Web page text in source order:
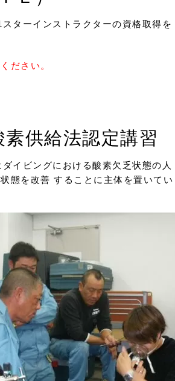
ターインストラクターの資格取得を
ださい。
供給法認定講習
イビングにおける酸素欠乏状態の人
態を改善 することに主体を置いてい